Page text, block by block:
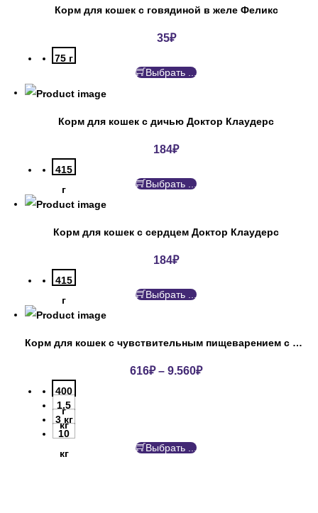
Корм для кошек с говядиной в желе Феликс
35₽
75 г
Выбрать ...
Корм для кошек с дичью Доктор Клаудерс
184₽
415
г
Выбрать ...
Корм для кошек с сердцем Доктор Клаудерс
184₽
415
г
Выбрать ...
Корм для кошек с чувствительным пищеварением с индейкой ПроПлан
616₽– 9.560₽
400
г
1.5
кг
3 кг
10
кг
Выбрать ...